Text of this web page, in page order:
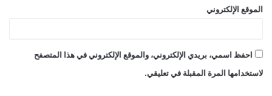
الموقع الإلكتروني
احفظ اسمي، بريدي الإلكتروني، والموقع الإلكتروني في هذا المتصفح
لاستخدامها المرة المقبلة في تعليقي.